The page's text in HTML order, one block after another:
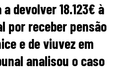
devolver 18.123€ à
por receber pensão
e de viuvez em
analisou o caso